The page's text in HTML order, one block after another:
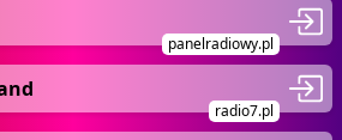
panelradiowy.pl
radio7.pl